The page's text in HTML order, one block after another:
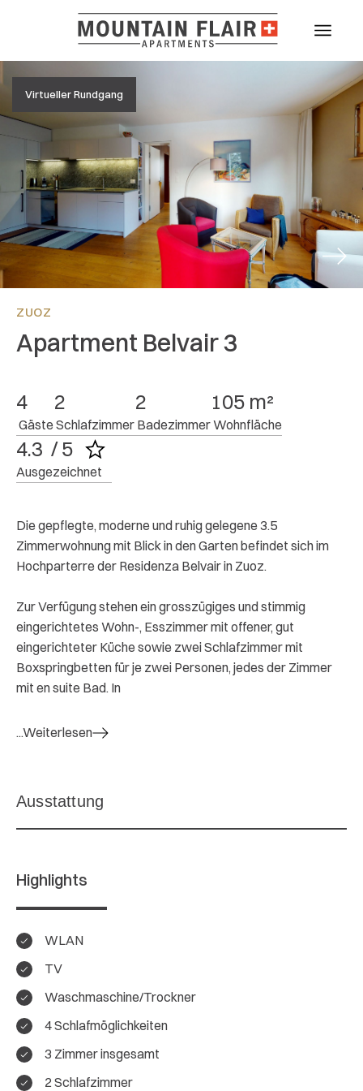
Virtueller Rundgang
Next
ZUOZ
Apartment Belvair 3
4
Gäste
2
Schlafzimmer
2
Badezimmer
105 m²
Wohnfläche
4.3  / 5
Ausgezeichnet
Die gepflegte, moderne und ruhig gelegene 3.5
Zimmerwohnung mit Blick in den Garten befindet sich im
Hochparterre der Residenza Belvair in Zuoz.
Zur Verfügung stehen ein grosszügiges und stimmig
eingerichtetes Wohn-, Esszimmer mit offener, gut
eingerichteter Küche sowie zwei Schlafzimmer mit
Boxspringbetten für je zwei Personen, jedes der Zimmer
mit en suite Bad. In
...Weiterlesen
Highlights
WLAN
TV
Waschmaschine/Trockner
4 Schlafmöglichkeiten
3 Zimmer insgesamt
2 Schlafzimmer
4.3 / 5